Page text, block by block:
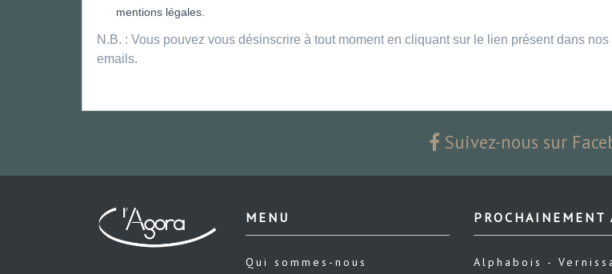
mentions légales.
N.B. : Vous pouvez vous désinscrire à tout moment en cliquant sur le lien présent dans nos
emails.
Suivez-nous sur
MENU
Qui sommes-nous
PROCHAINEMENT
Alphabois -